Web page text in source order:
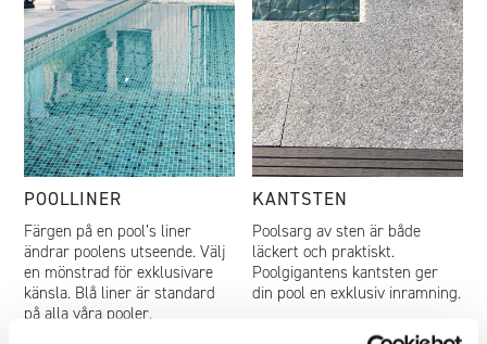
POOLLINER
Färgen på en pool’s liner
ändrar poolens utseende. Välj
en mönstrad för exklusivare
känsla. Blå liner är standard
på alla våra pooler.
KANTSTEN
Poolsarg av sten är både
läckert och praktiskt.
Poolgigantens kantsten ger
din pool en exklusiv inramning.